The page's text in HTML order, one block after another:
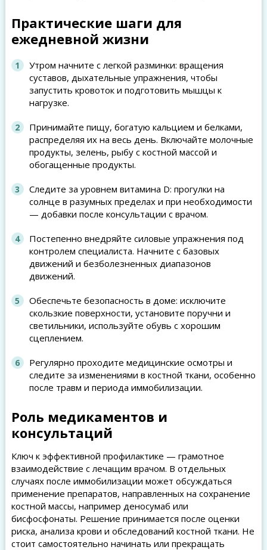
Практические шаги для
ежедневной жизни
Утром начните с легкой разминки: вращения
суставов, дыхательные упражнения, чтобы
запустить кровоток и подготовить мышцы к
нагрузке.
Принимайте пищу, богатую кальцием и белками,
распределяя их на весь день. Включайте молочные
продукты, зелень, рыбу с костной массой и
обогащенные продукты.
Следите за уровнем витамина D: прогулки на
солнце в разумных пределах и при необходимости
— добавки после консультации с врачом.
Постепенно внедряйте силовые упражнения под
контролем специалиста. Начните с базовых
движений и безболезненных диапазонов
движений.
Обеспечьте безопасность в доме: исключите
скользкие поверхности, установите поручни и
светильники, используйте обувь с хорошим
сцеплением.
Регулярно проходите медицинские осмотры и
следите за изменениями в костной ткани, особенно
после травм и периода иммобилизации.
Роль медикаментов и
консультаций
Ключ к эффективной профилактике — грамотное
взаимодействие с лечащим врачом. В отдельных
случаях после иммобилизации может обсуждаться
применение препаратов, направленных на сохранение
костной массы, например деносумаб или
бисфосфонаты. Решение принимается после оценки
риска, анализа крови и обследований костной ткани. Не
стоит самостоятельно начинать или прекращать